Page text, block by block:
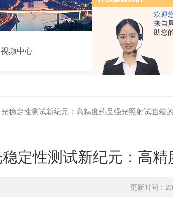
欢迎
来自
助您
视频中心
光稳定性测试新纪元：高精度药品强光照射试验箱
稳定性测试新纪元：高
更新时间：